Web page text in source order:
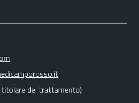
titolare del trattamento)